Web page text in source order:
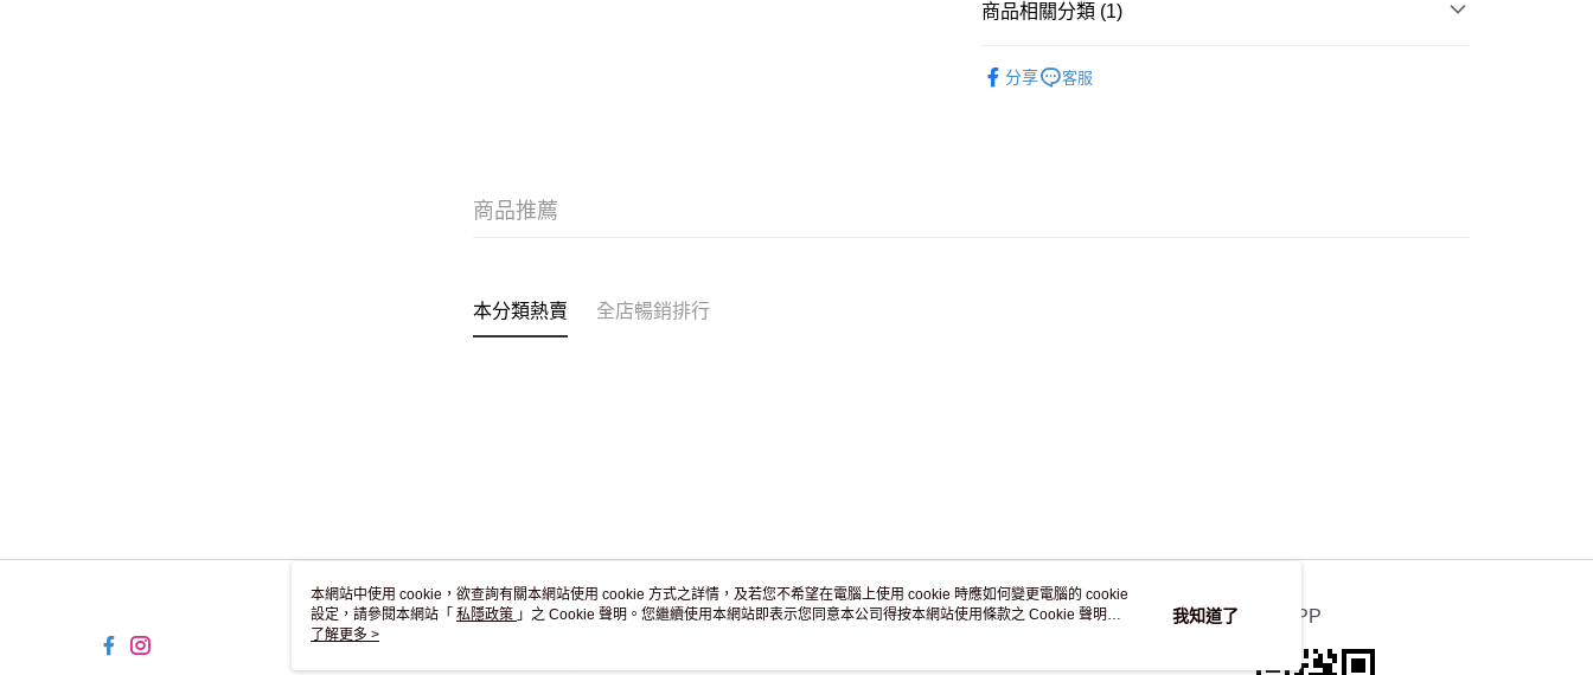
商品相關分類 (1)
分享
客服
商品推薦
本分類熱賣 全店暢銷排行
關於我們 客戶服務 官方APP
本網站中使用 cookie，欲查詢有關本網站使用 cookie 方式之詳情，及若您不希望在電腦上使用 cookie 時應如何變更電腦的 cookie
設定，請參閱本網站「 私隱政策 」之 Cookie 聲明。您繼續使用本網站即表示您同意本公司得按本網站使用條款之 Cookie 聲明使
用 cookie。
了解更多 >
我知道了